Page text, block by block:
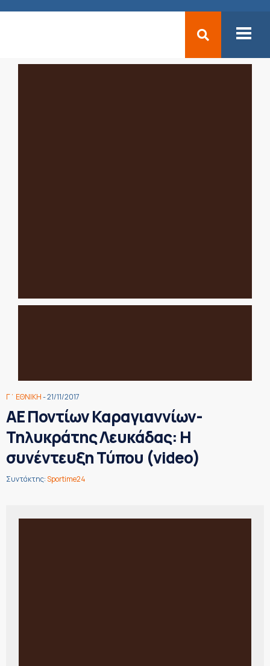
Γ΄ ΕΘΝΙΚΗ- 21/11/2017
ΑΕ Ποντίων Καραγιαννίων-
Τηλυκράτης Λευκάδας: Η
συνέντευξη Τύπου (video)
Συντάκτης:Sportime24